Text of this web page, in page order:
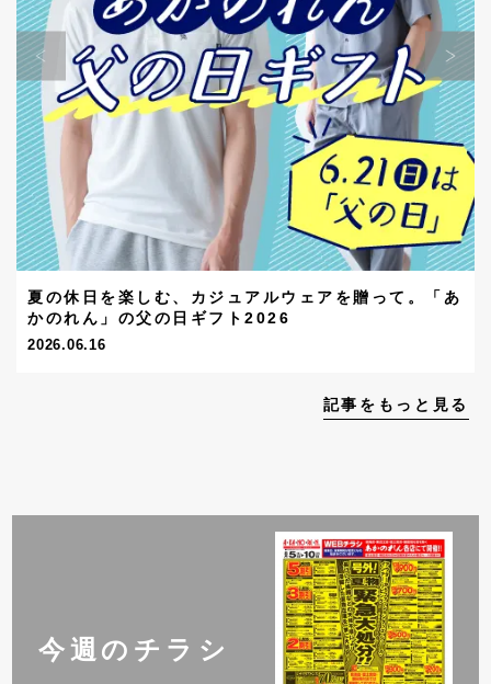
夏の休日を楽しむ、カジュアルウェアを贈って。「あ
かのれん」の父の日ギフト2026
2026.06.16
記事をもっと見る
今週のチラシ